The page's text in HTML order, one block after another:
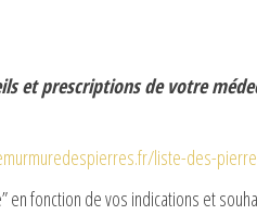
et prescriptions de votre
liste-des-
fonction de vos indications et